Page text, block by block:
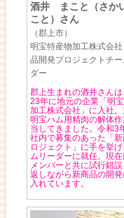
酒井 まこと（さか
こと）さん
（郡上市）
明宝特産物加工株式会
品開発プロジェクトチー
ダー
郡上生まれの酒井さん
23年に地元の企業「明
加工株式会社」に入社。
明宝ハム用精肉の解体作
当してきました。令和3
社内で募集のあった「
ロジェクト」に手を挙げ
ムリーダーに就任。現
メンバーと共に試行錯誤
返しながら新商品の開発
入れています。